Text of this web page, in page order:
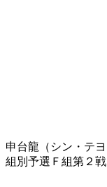
申台龍（シン・テ
組別予選Ｆ組第２戦